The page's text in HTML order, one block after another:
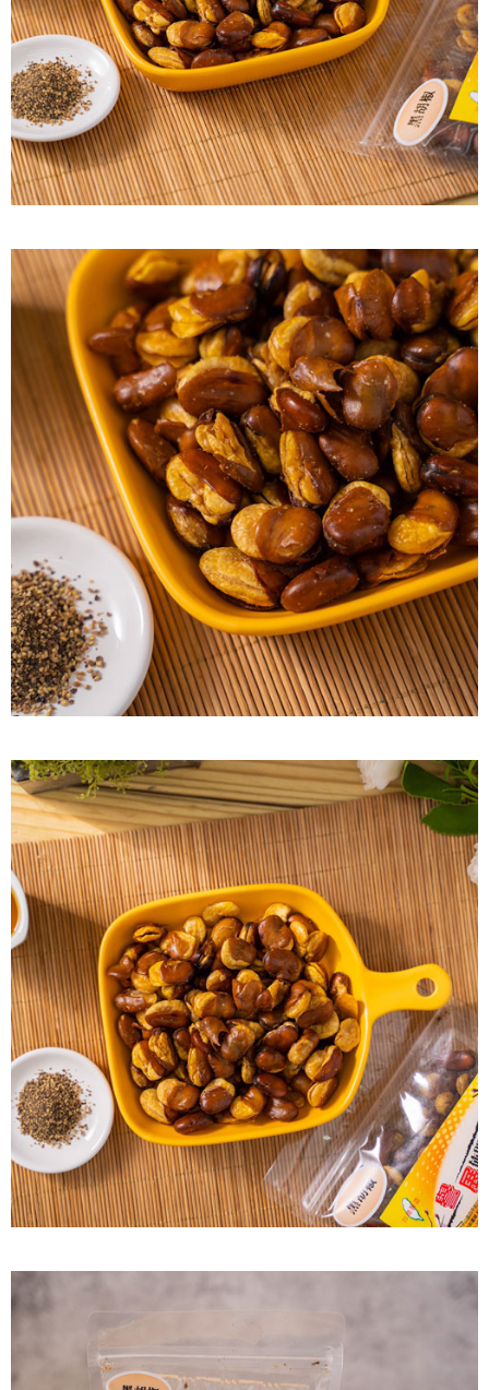
宅配到家
每筆NT$150，滿NT$1,399(含以上)免運費
澎湖金門馬祖宅配到家
每筆NT$250
付款後門市自取
免運費